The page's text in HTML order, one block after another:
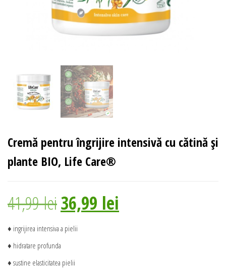
Cremă pentru îngrijire intensivă cu cătină și
plante BIO, Life Care®
41,99leiPrețul
inițial
a
36,99 lei
♦ ingrijirea intensiva a pielii
♦ hidratare profunda
♦ sustine elasticitatea pielii